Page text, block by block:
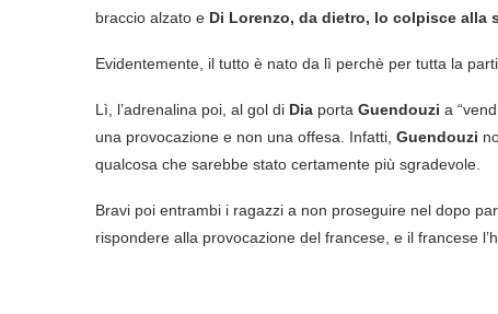
braccio alzato e Di Lorenzo, da dietro, lo colpisce alla
Evidentemente, il tutto è nato da lì perchè per tutta la
Lì, l’adrenalina poi, al gol di Dia porta Guendouzi a
una provocazione e non una offesa. Infatti, Guendouzi
qualcosa che sarebbe stato certamente più sgradevole.
Bravi poi entrambi i ragazzi a non proseguire nel dopo
rispondere alla provocazione del francese, e il francese